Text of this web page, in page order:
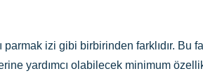
parmak izi gibi birbirinden farklıdır.
yardımcı olabilecek minimum